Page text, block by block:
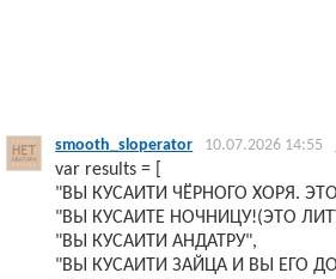
smooth_sloperator 10.07.2026 14:55
var results = [
"ВЫ КУСАИТИ ЧЁРНОГО ХОРЯ.
"ВЫ КУСАИТЕ НОЧНИЦУ!(ЭТО
"ВЫ КУСАИТИ АНДАТРУ",
"ВЫ КУСАИТИ ЗАЙЦА И ВЫ ЕГО